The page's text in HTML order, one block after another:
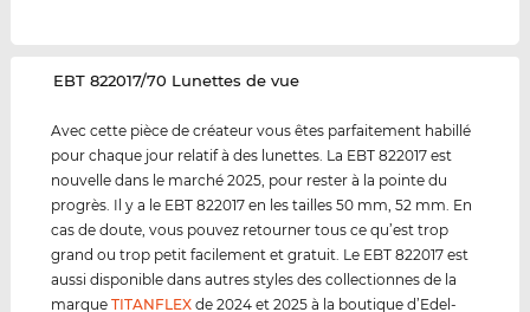
‌EBT 822017/70 Lunettes de vue
Avec cette pièce de créateur vous êtes parfaitement habillé
pour chaque jour relatif à des lunettes. La EBT 822017 est
nouvelle dans le marché 2025, pour rester à la pointe du
progrès. Il y a le EBT 822017 en les tailles 50 mm, 52 mm. En
cas de doute, vous pouvez retourner tous ce qu’est trop
grand ou trop petit facilement et gratuit. Le EBT 822017 est
aussi disponible dans autres styles des collectionnes de la
marqueTITANFLEX de 2024 et 2025 à la boutique d’Edel-